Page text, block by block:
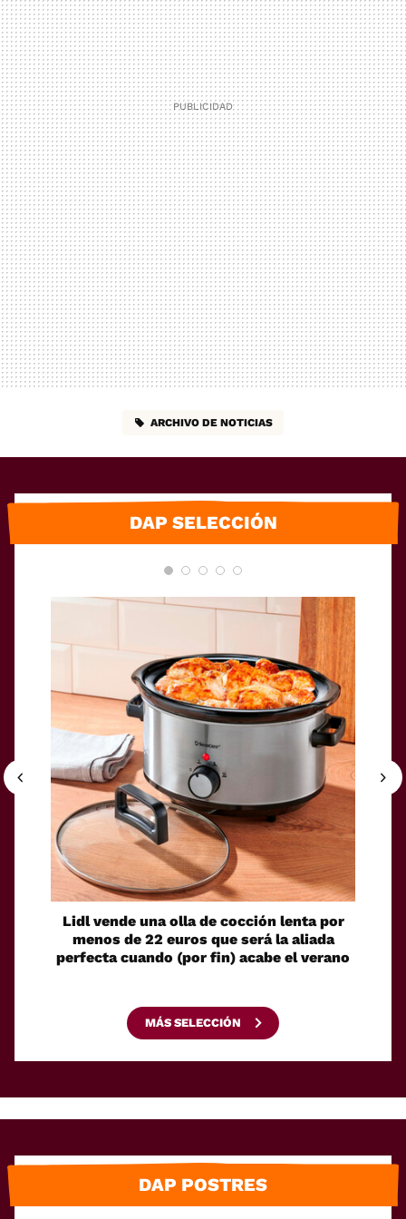
ARCHIVO DE NOTICIAS
DAP SELECCIÓN
Lidl vende una olla de cocción lenta por
menos de 22 euros que será la aliada
perfecta cuando (por fin) acabe el verano
MÁS SELECCIÓN
DAP POSTRES